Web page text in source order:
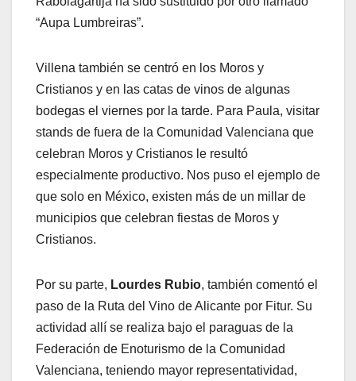
“Aupa Lumbreiras”.
Villena también se centró en los Moros y
Cristianos y en las catas de vinos de algunas
bodegas el viernes por la tarde. Para Paula, visitar
stands de fuera de la Comunidad Valenciana que
celebran Moros y Cristianos le resultó
especialmente productivo. Nos puso el ejemplo de
que solo en México, existen más de un millar de
municipios que celebran fiestas de Moros y
Cristianos.
Por su parte, Lourdes Rubio, también comentó el
paso de la Ruta del Vino de Alicante por Fitur. Su
actividad allí se realiza bajo el paraguas de la
Federación de Enoturismo de la Comunidad
Valenciana, teniendo mayor representatividad,